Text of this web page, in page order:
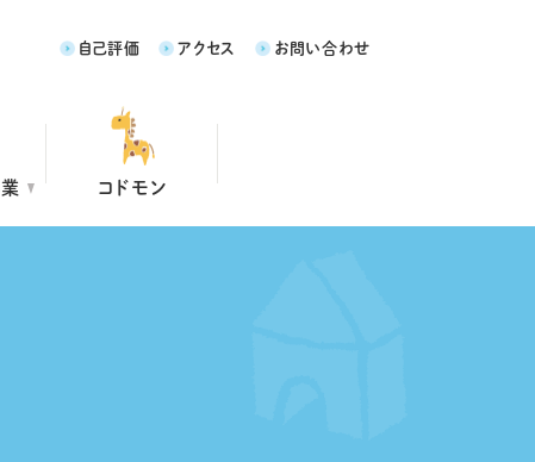
コドモン
自己評価 アクセス お問い合わせ